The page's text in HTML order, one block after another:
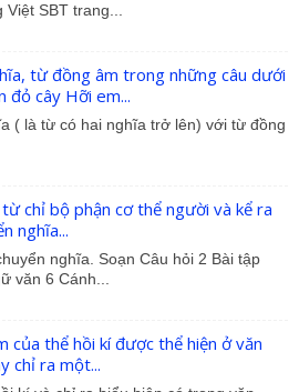
SBT trang...
từ đồng âm trong những câu dưới
đỏ cây Hỡi em...
( là từ có hai nghĩa trở lên) với từ đồng
chỉ bộ phận cơ thể người và kể ra
nghĩa...
nghĩa. Soạn Câu hỏi 2 Bài tập
văn 6 Cánh...
của thể hồi kí được thể hiện ở văn
chỉ ra một...